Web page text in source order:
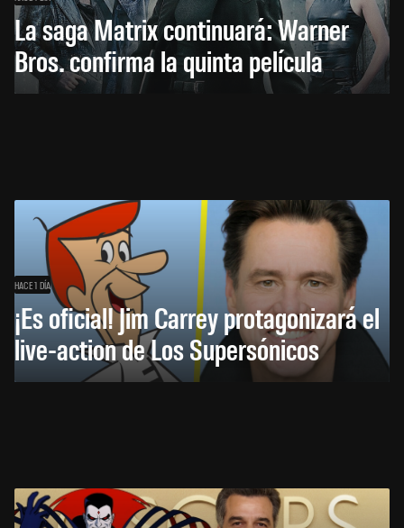
La saga Matrix continuará: Warner
Bros. confirma la quinta película
HACE 1 DÍA
¡Es oficial! Jim Carrey protagonizará el
live-action de Los Supersónicos